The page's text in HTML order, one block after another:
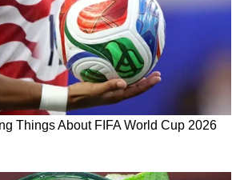
टेबल में हरियाली के साथ ही
तो पीस लिली आपके लिए बेस्ट
दिखने में सुंदर होता है और सफेद
लगते हैं। आप इसे मध्यम रोशनी में
गीला रखें। ये खूब खिलेगा।